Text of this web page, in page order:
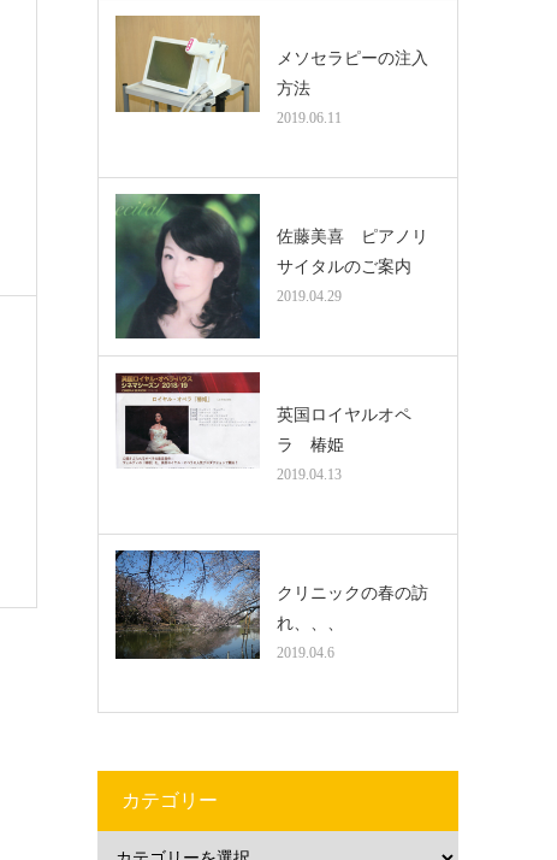
メソセラピーの注入
方法
2019.06.11
佐藤美喜 ピアノリ
サイタルのご案内
2019.04.29
英国ロイヤルオペ
ラ 椿姫
2019.04.13
クリニックの春の訪
れ、、、
2019.04.6
カテゴリー